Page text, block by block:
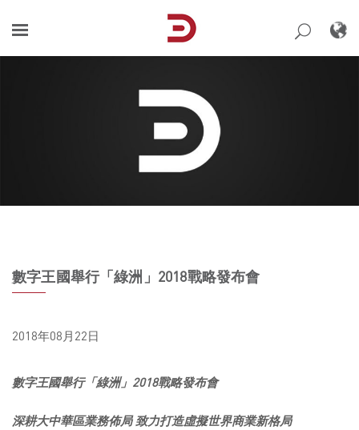
content
數字王國舉行「綠洲」2018戰略發布會
2018年08月22日
數字王國舉行「綠洲」 2018戰略發布會
深耕大中華區業務佈局 致力打造虛擬世界商業新格局